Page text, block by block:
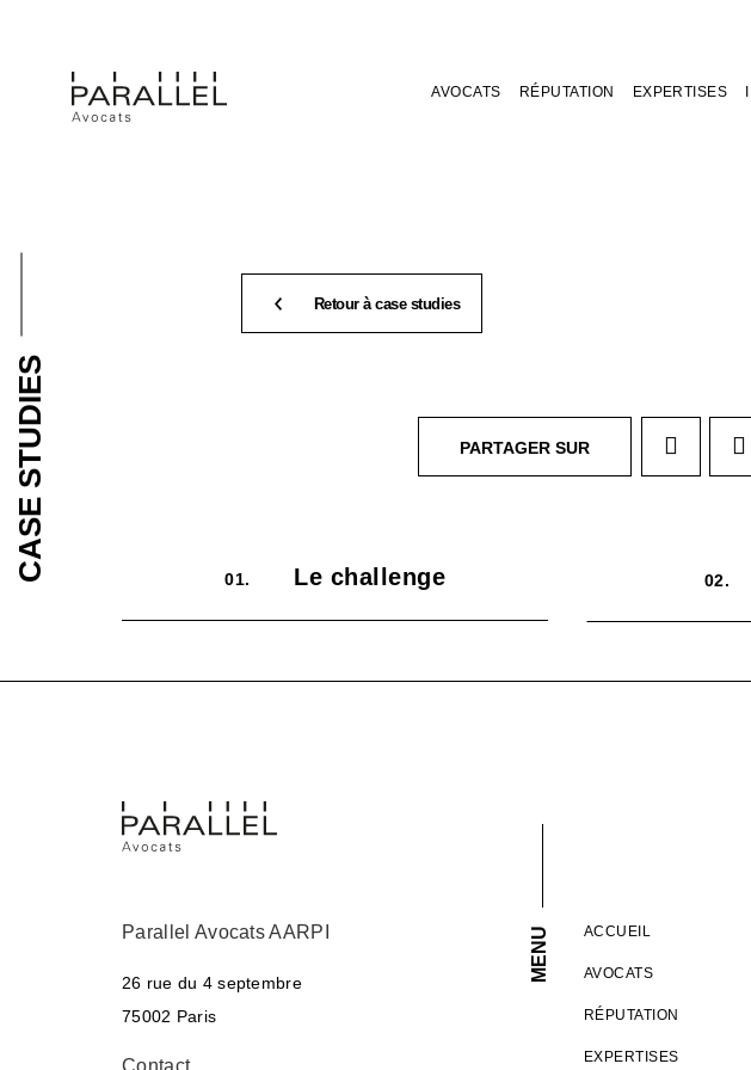
AVOCATS RÉPUTATION EXPERTISES
CASE STUDIES
Retour à case studies
PARTAGER SUR
01. Le challenge 02.
Parallel Avocats AARPI
26 rue du 4 septembre
75002 Paris
Contact
MENU ACCUEIL
AVOCATS
RÉPUTATION
EXPERTISES